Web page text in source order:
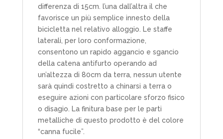
differenza di 15cm. l’una dall’altra il che
favorisce un più semplice innesto della
bicicletta nel relativo alloggio. Le staffe
laterali, per loro conformazione,
consentono un rapido aggancio e sgancio
della catena antifurto operando ad
un’altezza di 80cm da terra, nessun utente
sarà quindi costretto a chinarsi a terra o
eseguire azioni con particolare sforzo fisico
o disagio. La finitura base per le parti
metalliche di questo prodotto è del colore
“canna fucile”.